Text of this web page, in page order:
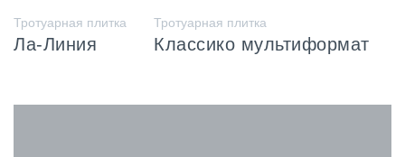
Тротуарная плитка
Ла-Линия
Тротуарная плитка
Классико мультиформат